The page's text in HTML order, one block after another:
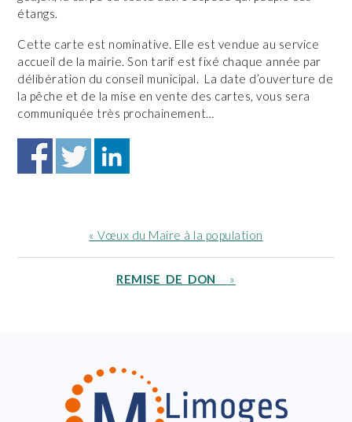
étangs.
Cette carte est nominative. Elle est vendue au service
accueil de la mairie. Son tarif est fixé chaque année par
délibération du conseil municipal. La date d’ouverture de
la pêche et de la mise en vente des cartes, vous sera
communiquée très prochainement…
Article
précédent
« Vœux du Maire à la population
Article
REMISE DE DON »